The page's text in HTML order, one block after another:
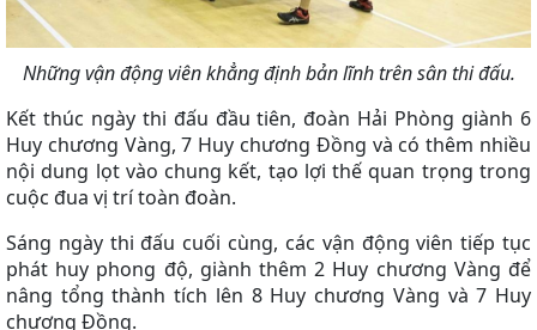
Những vận động viên khẳng định bản lĩnh trên sân thi đấu.
Kết thúc ngày thi đấu đầu tiên, đoàn Hải Phòng giành 6
Huy chương Vàng, 7 Huy chương Đồng và có thêm nhiều
nội dung lọt vào chung kết, tạo lợi thế quan trọng trong
cuộc đua vị trí toàn đoàn.
Sáng ngày thi đấu cuối cùng, các vận động viên tiếp tục
phát huy phong độ, giành thêm 2 Huy chương Vàng để
nâng tổng thành tích lên 8 Huy chương Vàng và 7 Huy
chương Đồng.